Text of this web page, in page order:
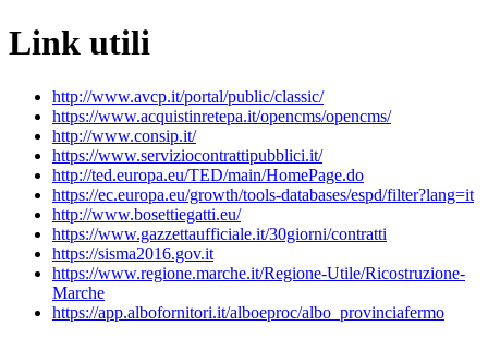
Link utili
http://www.avcp.it/portal/public/classic/
https://www.acquistinretepa.it/opencms/opencms/
http://www.consip.it/
https://www.serviziocontrattipubblici.it/
http://ted.europa.eu/TED/main/HomePage.do
https://ec.europa.eu/growth/tools-databases/espd/filter?lang=it
http://www.bosettiegatti.eu/
https://www.gazzettaufficiale.it/30giorni/contratti
https://sisma2016.gov.it
https://www.regione.marche.it/Regione-Utile/Ricostruzione-
Marche
https://app.albofornitori.it/alboeproc/albo_provinciafermo